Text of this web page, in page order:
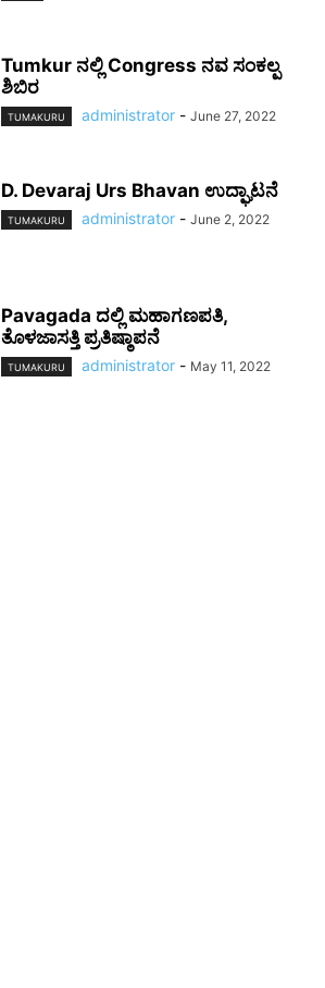
Tumkur ನಲ್ಲಿ Congress ನವ ಸಂಕಲ್ಪ
ಶಿಬಿರ
TUMAKURU administrator - June 27, 2022
D. Devaraj Urs Bhavan ಉದ್ಘಾಟನೆ
TUMAKURU administrator - June 2, 2022
Pavagada ದಲ್ಲಿ ಮಹಾಗಣಪತಿ,
ತೊಳಜಾಸತ್ತಿ ಪ್ರತಿಷ್ಠಾಪನೆ
TUMAKURU administrator - May 11, 2022